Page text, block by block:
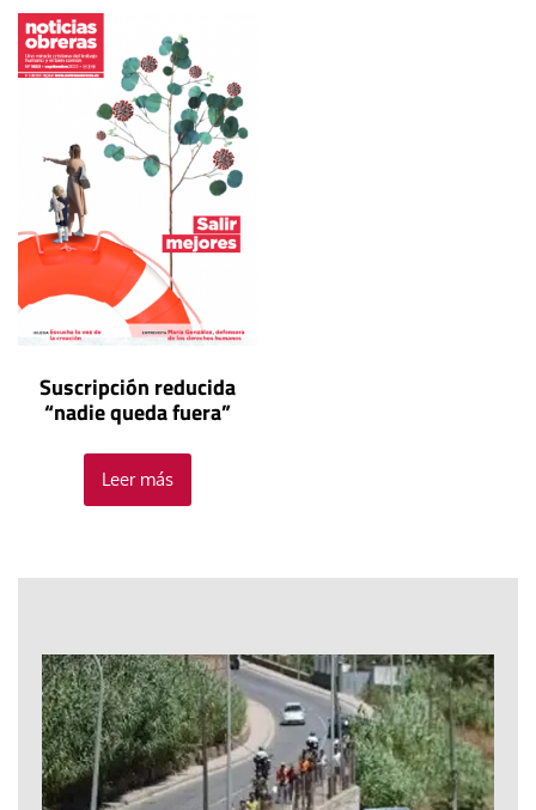
Suscripción reducida
“nadie queda fuera”
Leer más